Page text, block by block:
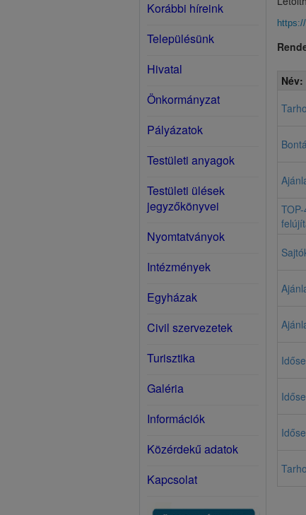
Korábbi híreink
Településünk
Hivatal
Önkormányzat
Pályázatok
Testületi anyagok
Testületi ülések
jegyzőkönyvei
Nyomtatványok
Intézmények
Egyházak
Civil szervezetek
Turisztika
Galéria
Információk
Közérdekű adatok
Kapcsolat
Név: